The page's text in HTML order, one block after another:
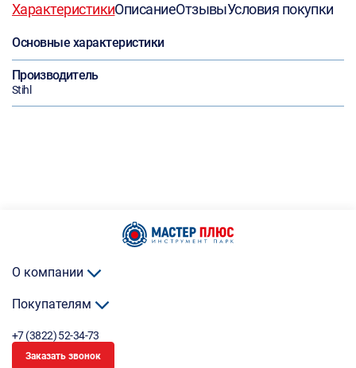
ХарактеристикиОписаниеОтзывыУсловия покупки
Основные характеристики
Производитель
Stihl
О компании
Покупателям
+7 (3822) 52-34-73
Заказать звонок